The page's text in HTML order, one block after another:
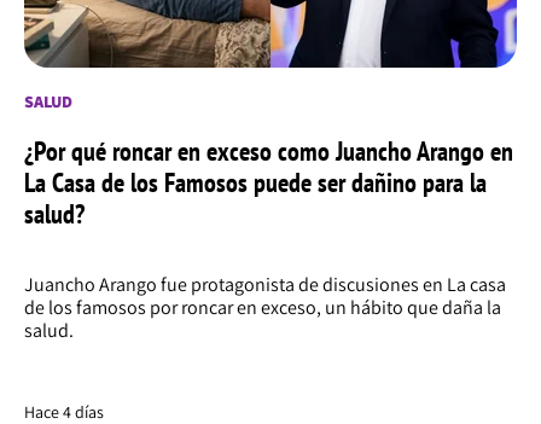
SALUD
¿Por qué roncar en exceso como Juancho Arango en
La Casa de los Famosos puede ser dañino para la
salud?
Juancho Arango fue protagonista de discusiones en La casa
de los famosos por roncar en exceso, un hábito que daña la
salud.
Hace 4 días